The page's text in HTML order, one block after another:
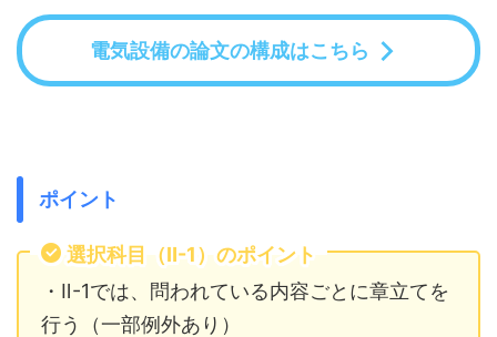
電気設備の論文の構成はこちら
ポイント
選択科目（Ⅱ-1）のポイント
・Ⅱ-1では、問われている内容ごとに章立てを
行う（一部例外あり）